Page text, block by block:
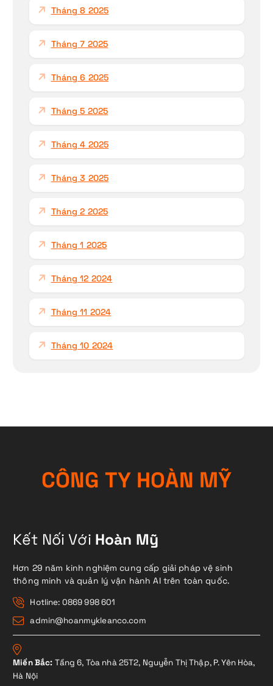
Tháng 8 2025
Tháng 7 2025
Tháng 6 2025
Tháng 5 2025
Tháng 4 2025
Tháng 3 2025
Tháng 2 2025
Tháng 1 2025
Tháng 12 2024
Tháng 11 2024
Tháng 10 2024
CÔNG TY HOÀN MỸ
Kết Nối Với Hoàn Mỹ
Hơn 29 năm kinh nghiệm cung cấp giải pháp vệ sinh
thông minh và quản lý vận hành AI trên toàn quốc.
Hotline: 0869 998 601
admin@hoanmykleanco.com
Miền Bắc: Tầng 6, Tòa nhà 25T2, Nguyễn Thị Thập, P. Yên Hòa,
Hà Nội